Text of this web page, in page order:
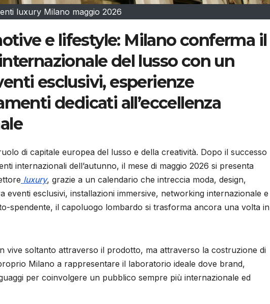
luxury Milano maggio 2026
e lifestyle: Milano conferma il
del lusso con un
esclusivi, esperienze
dedicati all’eccellenza
di capitale europea del lusso e della creatività. Dopo il successo
internazionali dell’autunno, il mese di maggio 2026 si presenta
luxury, grazie a un calendario che intreccia moda, design,
eventi esclusivi, installazioni immersive, networking internazionale e
spendente, il capoluogo lombardo si trasforma ancora una volta in
vive soltanto attraverso il prodotto, ma attraverso la costruzione di
Milano a rappresentare il laboratorio ideale dove brand,
per coinvolgere un pubblico sempre più internazionale ed